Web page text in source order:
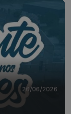
26/06/2026